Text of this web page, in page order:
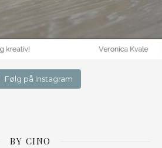
Følg på Instagram
BY CINO